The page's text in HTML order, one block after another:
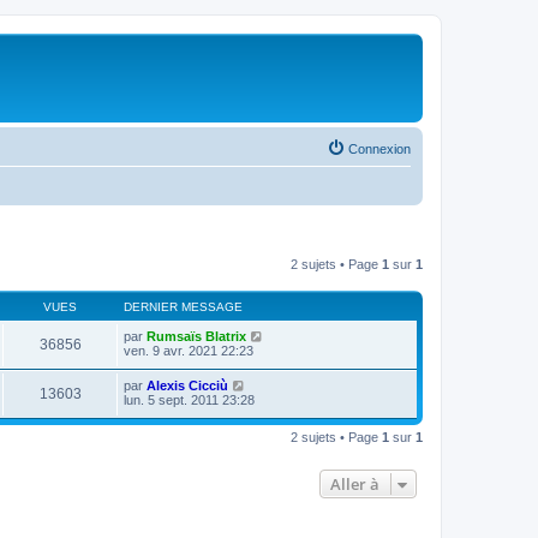
Connexion
2 sujets • Page 1 sur 1
VUES DERNIER MESSAGE
36856 par Rumsaïs Blatrix
ven. 9 avr. 2021 22:23
13603 par Alexis Cicciù
lun. 5 sept. 2011 23:28
2 sujets • Page 1 sur 1
Aller à